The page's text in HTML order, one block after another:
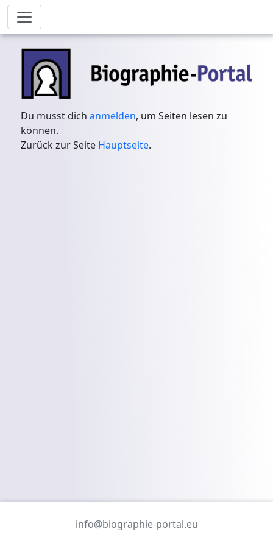
Du musst dichanmelden, um Seiten lesen zu
können.
Zurück zur Seite Hauptseite.
info@biographie-portal.eu